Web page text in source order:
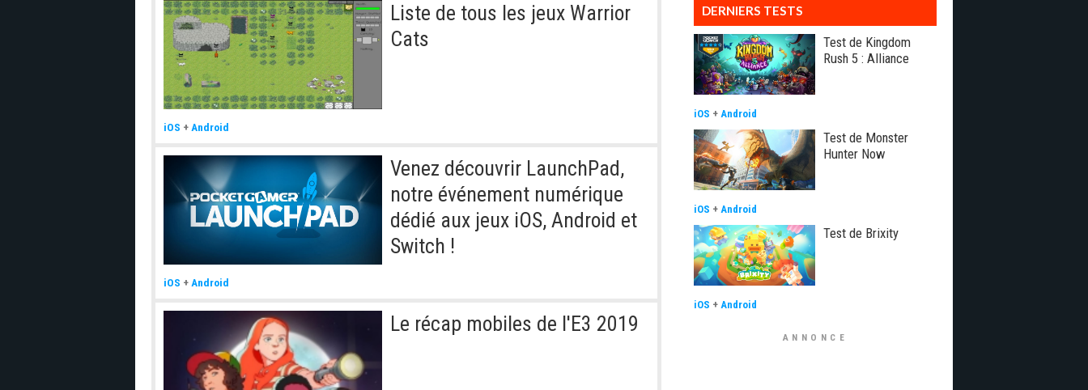
Liste de tous les jeux Warrior
Cats
iOS + Android
Venez découvrir LaunchPad,
notre événement numérique
dédié aux jeux iOS, Android et
Switch !
iOS + Android
Le récap mobiles de l'E3 2019
DERNIERS TESTS
Test de Kingdom
Rush 5 : Alliance
iOS + Android
Test de Monster
Hunter Now
iOS + Android
Test de Brixity
iOS + Android
ANNONCE